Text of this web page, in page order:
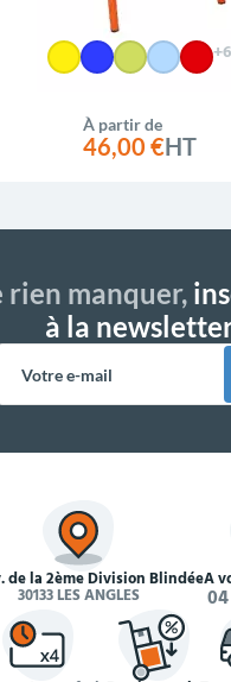
+6
À partir de
46,00 €HT
rien manquer,
à la
de la 2ème Division Blindée
30133 LES ANGLES
À